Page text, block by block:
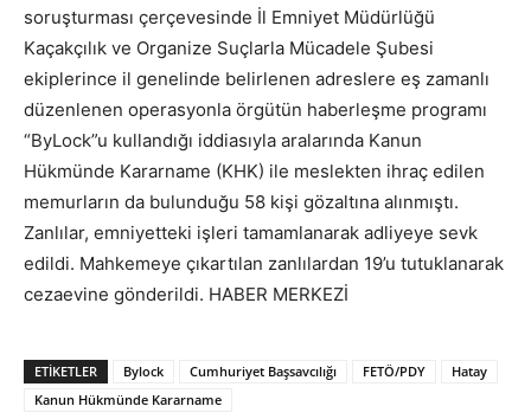
soruşturması çerçevesinde İl Emniyet Müdürlüğü
Kaçakçılık ve Organize Suçlarla Mücadele Şubesi
ekiplerince il genelinde belirlenen adreslere eş zamanlı
düzenlenen operasyonla örgütün haberleşme programı
“ByLock”u kullandığı iddiasıyla aralarında Kanun
Hükmünde Kararname (KHK) ile meslekten ihraç edilen
memurların da bulunduğu 58 kişi gözaltına alınmıştı.
Zanlılar, emniyetteki işleri tamamlanarak adliyeye sevk
edildi. Mahkemeye çıkartılan zanlılardan 19’u tutuklanarak
cezaevine gönderildi. HABER MERKEZİ
ETIKETLER Bylock Cumhuriyet Başsavcılığı FETÖ/PDY
Hatay
Kanun Hükmünde Kararname